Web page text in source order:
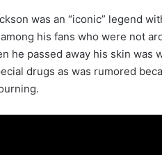
was an “iconic” legend
his fans who were not
he passed away his skin was
drugs as was rumored